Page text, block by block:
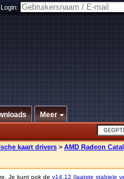
Login:
Meer
kaart drivers > AMD Radeon
Je kunt ook de v14.12 (laatste stabiele